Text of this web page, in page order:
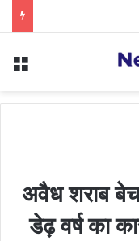
Menu
अवैध शराब
डेढ़ वर्ष का